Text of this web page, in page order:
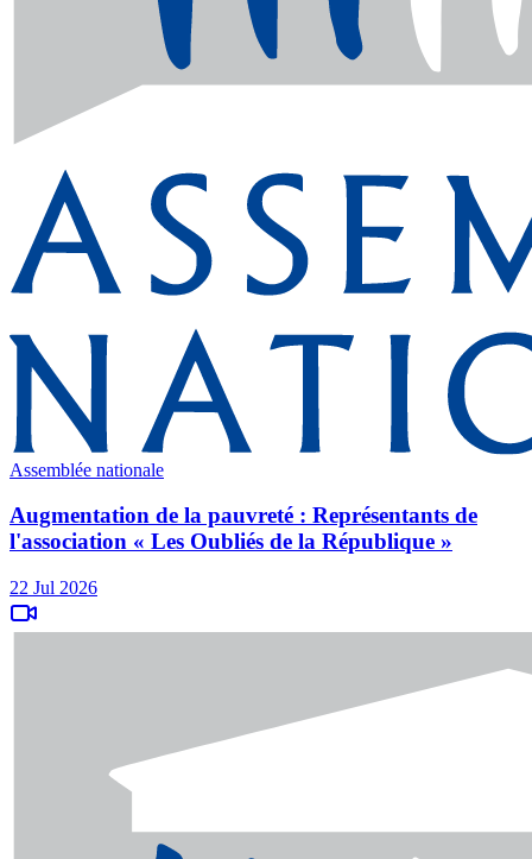
Assemblée nationale
Augmentation de la pauvreté : Représentants de
l'association « Les Oubliés de la République »
22 Jul 2026